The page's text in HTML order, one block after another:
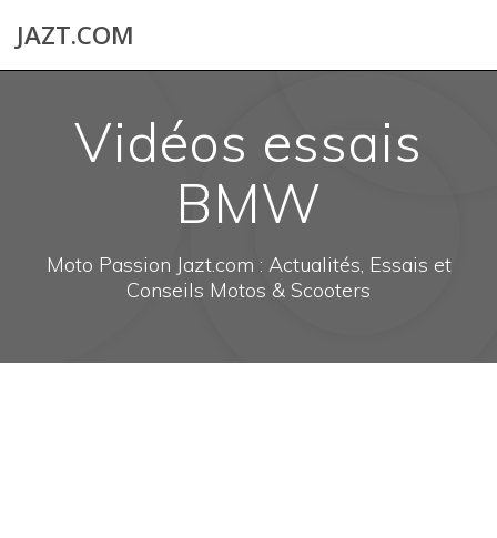
JAZT.COM
Vidéos essais
BMW
Moto Passion Jazt.com : Actualités, Essais et
Conseils Motos & Scooters